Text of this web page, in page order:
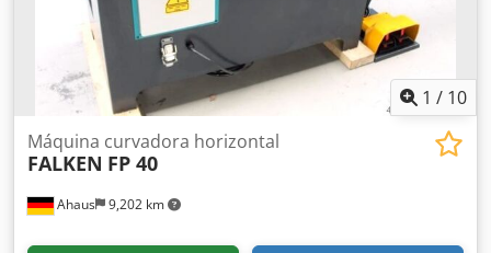
1 / 10
Ahaus 9,202 km
Máquina curvadora horizontal
FALKEN FP 40